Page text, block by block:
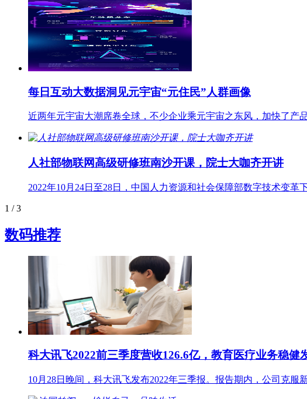
每日互动大数据洞见元宇宙“元住民”人群画像
近两年元宇宙大潮席卷全球，不少企业乘元宇宙之东风，加快了产
人社部物联网高级研修班南沙开课，院士大咖齐开讲
2022年10月24日至28日，中国人力资源和社会保障部数字技术变
1 / 3
数码推荐
科大讯飞2022前三季度营收126.6亿，教育医疗业务稳健
10月28日晚间，科大讯飞发布2022年三季报。报告期内，公司克